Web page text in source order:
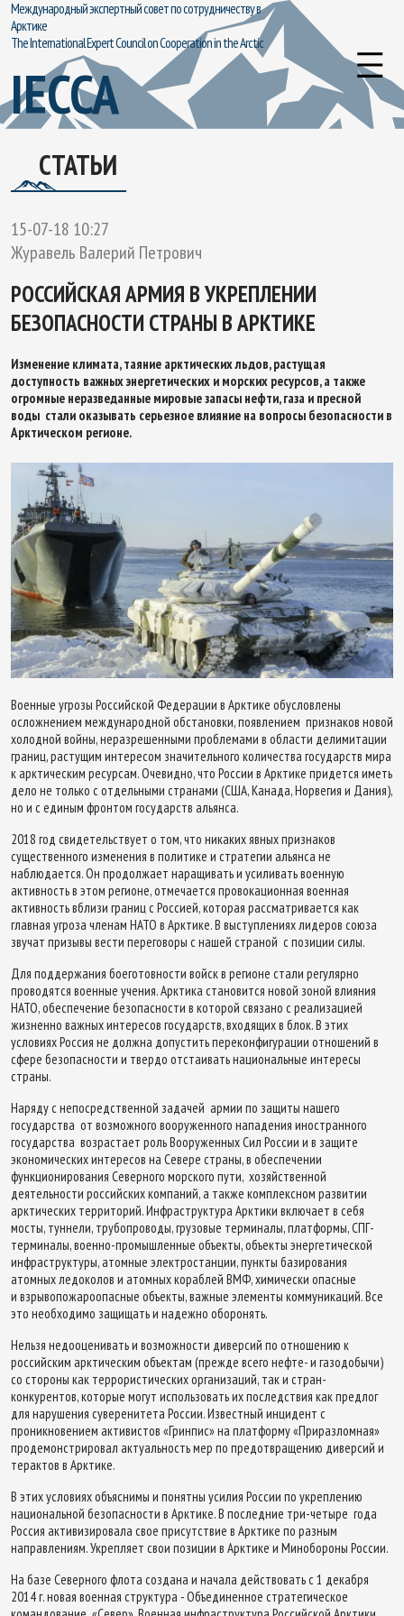
Международный экспертный совет по сотрудничеству в
Арктике
The International Expert Council on Cooperation in the Arctic
IECCA
СТАТЬИ
15-07-18 10:27
Журавель Валерий Петрович
РОССИЙСКАЯ АРМИЯ В УКРЕПЛЕНИИ
БЕЗОПАСНОСТИ СТРАНЫ В АРКТИКЕ
Изменение климата, таяние арктических льдов, растущая
доступность важных энергетических и морских ресурсов, а также
огромные неразведанные мировые запасы нефти, газа и пресной
воды стали оказывать серьезное влияние на вопросы безопасности в
Арктическом регионе.
Военные угрозы Российской Федерации в Арктике обусловлены
осложнением международной обстановки, появлением признаков новой
холодной войны, неразрешенными проблемами в области делимитации
границ, растущим интересом значительного количества государств мира
к арктическим ресурсам. Очевидно, что России в Арктике придется иметь
дело не только с отдельными странами (США, Канада, Норвегия и Дания),
но и с единым фронтом государств альянса.
2018 год свидетельствует о том, что никаких явных признаков
существенного изменения в политике и стратегии альянса не
наблюдается. Он продолжает наращивать и усиливать военную
активность в этом регионе, отмечается провокационная военная
активность вблизи границ с Россией, которая рассматривается как
главная угроза членам НАТО в Арктике. В выступлениях лидеров союза
звучат призывы вести переговоры с нашей страной с позиции силы.
Для поддержания боеготовности войск в регионе стали регулярно
проводятся военные учения. Арктика становится новой зоной влияния
НАТО, обеспечение безопасности в которой связано с реализацией
жизненно важных интересов государств, входящих в блок. В этих
условиях Россия не должна допустить переконфигурации отношений в
сфере безопасности и твердо отстаивать национальные интересы
страны.
Наряду с непосредственной задачей армии по защиты нашего
государства от возможного вооруженного нападения иностранного
государства возрастает роль Вооруженных Сил России и в защите
экономических интересов на Севере страны, в обеспечении
функционирования Северного морского пути, хозяйственной
деятельности российских компаний, а также комплексном развитии
арктических территорий. Инфраструктура Арктики включает в себя
мосты, туннели, трубопроводы, грузовые терминалы, платформы, СПГ-
терминалы, военно-промышленные объекты, объекты энергетической
инфраструктуры, атомные электростанции, пункты базирования
атомных ледоколов и атомных кораблей ВМФ, химически опасные
и взрывопожароопасные объекты, важные элементы коммуникаций. Все
это необходимо защищать и надежно оборонять.
Нельзя недооценивать и возможности диверсий по отношению к
российским арктическим объектам (прежде всего нефте- и газодобычи)
со стороны как террористических организаций, так и стран-
конкурентов, которые могут использовать их последствия как предлог
для нарушения суверенитета России. Известный инцидент с
проникновением активистов «Гринпис» на платформу «Приразломная»
продемонстрировал актуальность мер по предотвращению диверсий и
терактов в Арктике.
В этих условиях объяснимы и понятны усилия России по укреплению
национальной безопасности в Арктике. В последние три-четыре года
Россия активизировала свое присутствие в Арктике по разным
направлениям. Укрепляет свои позиции в Арктике и Минобороны России.
На базе Северного флота создана и начала действовать с 1 декабря
2014 г. новая военная структура - Объединенное стратегическое